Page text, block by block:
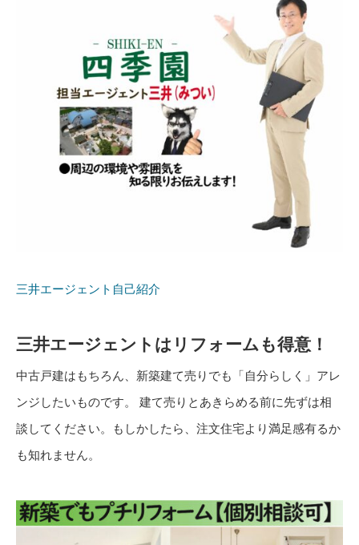
■全棟耐震３(最高等級)・住宅性能表示の全項目が最高等
■デメリットも考える
三井エージェント自己紹介
三井エージェントはリフォームも得意！
中古戸建はもちろん、新築建て売りでも「自分らしく」アレ
ンジしたいものです。 建て売りとあきらめる前に先ずは相
談してください。もしかしたら、注文住宅より満足感有るか
も知れません。